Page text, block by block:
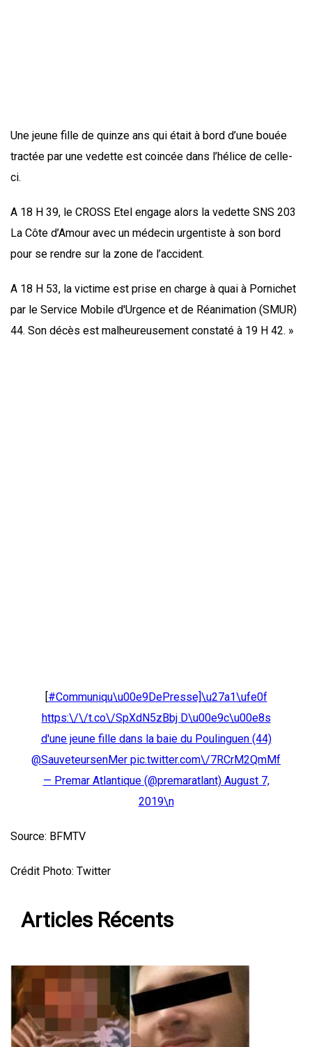
Une jeune fille de quinze ans qui était à bord d’une bouée
tractée par une vedette est coincée dans l’hélice de celle-
ci.
A 18 H 39, le CROSS Etel engage alors la vedette SNS 203
La Côte d’Amour avec un médecin urgentiste à son bord
pour se rendre sur la zone de l’accident.
A 18 H 53, la victime est prise en charge à quai à Pornichet
par le Service Mobile d'Urgence et de Réanimation (SMUR)
44. Son décès est malheureusement constaté à 19 H 42. »
#Communiqu\u00e9DePresse]\u27a1\ufe0f
https:\/\/t.co\/SpXdN5zBbj D\u00e9c\u00e8s
d'une jeune fille dans la baie du Poulinguen (44)
@SauveteursenMer pic.twitter.com\/7RCrM2QmMf
— Premar Atlantique (@premaratlant) August 7,
2019\n
Source: BFMTV
Crédit Photo: Twitter
Articles Récents